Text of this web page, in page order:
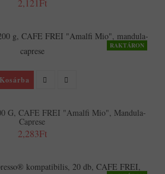
2,121Ft
RAKTÁRON
Kosárba
G, CAFE FREI "Amalfi Mio", Mandula-
Caprese
2,283Ft